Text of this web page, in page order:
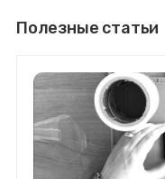
Полезные статьи